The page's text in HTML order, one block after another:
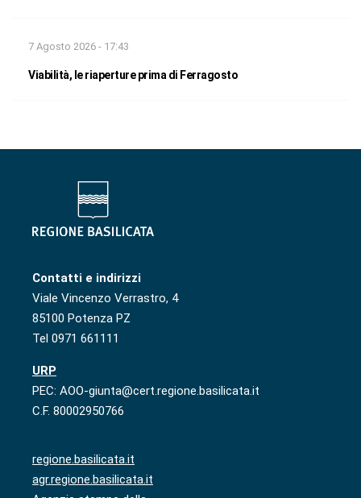
7 Agosto 2026 - 17:43
Viabilità, le riaperture prima di Ferragosto
Contatti e indirizzi
Viale Vincenzo Verrastro, 4
85100 Potenza PZ
Tel 0971 661111
URP
PEC: AOO-giunta@cert.regione.basilicata.it
C.F. 80002950766
regione.basilicata.it
agr.regione.basilicata.it